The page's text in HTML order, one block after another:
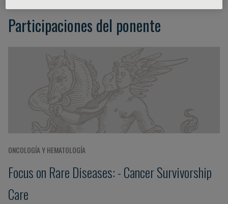
Participaciones del ponente
ONCOLOGÍA Y HEMATOLOGÍA
Focus on Rare Diseases: - Cancer Survivorship
Care